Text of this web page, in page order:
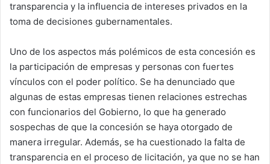
transparencia y la influencia de intereses privados en la
toma de decisiones gubernamentales.
Uno de los aspectos más polémicos de esta concesión es
la participación de empresas y personas con fuertes
vínculos con el poder político. Se ha denunciado que
algunas de estas empresas tienen relaciones estrechas
con funcionarios del Gobierno, lo que ha generado
sospechas de que la concesión se haya otorgado de
manera irregular. Además, se ha cuestionado la falta de
transparencia en el proceso de licitación, ya que no se han